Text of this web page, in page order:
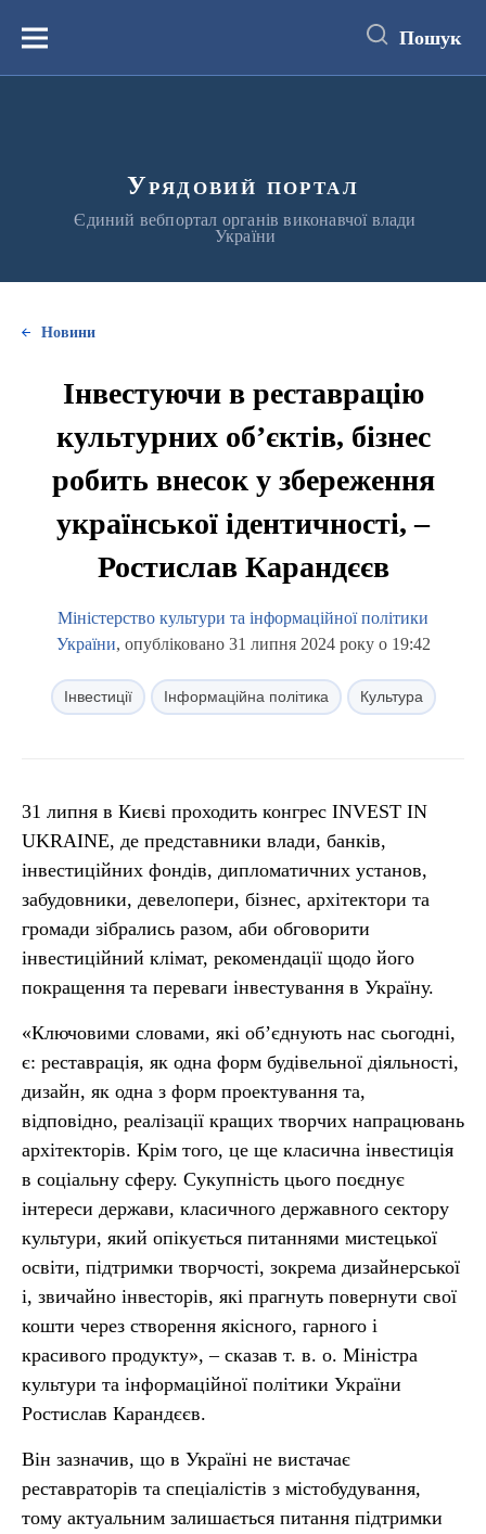
вмістуМеню Пошук
Урядовий портал
Єдиний вебпортал органів виконавчої влади
України
Новини
Інвестуючи в реставрацію
культурних обʼєктів, бізнес
робить внесок у збереження
української ідентичності, –
Ростислав Карандєєв
Міністерство культури та інформаційної політики
України, опубліковано 31 липня 2024 року о 19:42
Інвестиції Інформаційна політика Культура
31 липня в Києві проходить конгрес INVEST IN
UKRAINE, де представники влади, банків,
інвестиційних фондів, дипломатичних установ,
забудовники, девелопери, бізнес, архітектори та
громади зібрались разом, аби обговорити
інвестиційний клімат, рекомендації щодо його
покращення та переваги інвестування в Україну.
«Ключовими словами, які об’єднують нас сьогодні,
є: реставрація, як одна форм будівельної діяльності,
дизайн, як одна з форм проектування та,
відповідно, реалізації кращих творчих напрацювань
архітекторів. Крім того, це ще класична інвестиція
в соціальну сферу. Сукупність цього поєднує
інтереси держави, класичного державного сектору
культури, який опікується питаннями мистецької
освіти, підтримки творчості, зокрема дизайнерської
і, звичайно інвесторів, які прагнуть повернути свої
кошти через створення якісного, гарного і
красивого продукту», – сказав т. в. о. Міністра
культури та інформаційної політики України
Ростислав Карандєєв.
Він зазначив, що в Україні не вистачає
реставраторів та спеціалістів з містобудування,
тому актуальним залишається питання підтримки